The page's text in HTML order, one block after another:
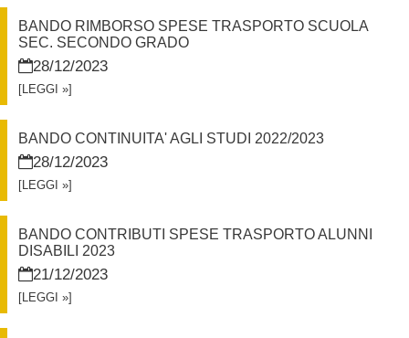
BANDO RIMBORSO SPESE TRASPORTO SCUOLA
SEC. SECONDO GRADO
28/12/2023
[LEGGI »]
BANDO CONTINUITA' AGLI STUDI 2022/2023
28/12/2023
[LEGGI »]
BANDO CONTRIBUTI SPESE TRASPORTO ALUNNI
DISABILI 2023
21/12/2023
[LEGGI »]